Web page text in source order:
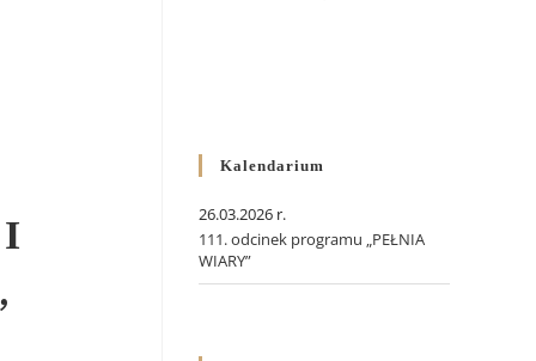
Kalendarium
26.03.2026 r.
111. odcinek programu „PEŁNIA
WIARY”